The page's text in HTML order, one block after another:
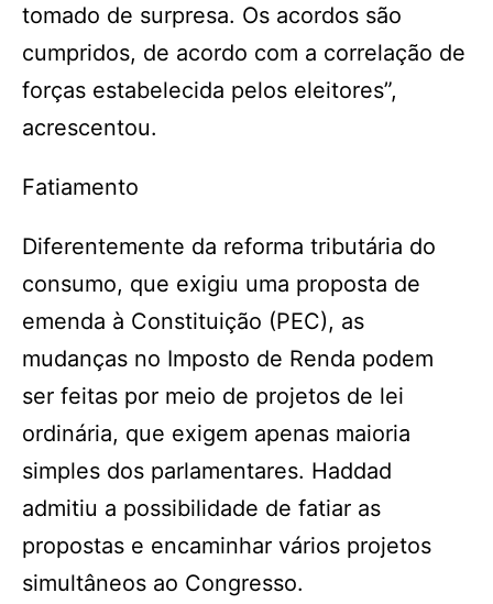
tomado de surpresa. Os acordos são
cumpridos, de acordo com a correlação de
forças estabelecida pelos eleitores”,
acrescentou.
Fatiamento
Diferentemente da reforma tributária do
consumo, que exigiu uma proposta de
emenda à Constituição (PEC), as
mudanças no Imposto de Renda podem
ser feitas por meio de projetos de lei
ordinária, que exigem apenas maioria
simples dos parlamentares. Haddad
admitiu a possibilidade de fatiar as
propostas e encaminhar vários projetos
simultâneos ao Congresso.